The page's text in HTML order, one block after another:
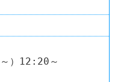
）12:20～